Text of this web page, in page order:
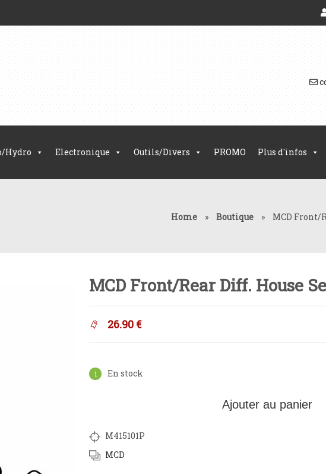
Hydro Electronique Outils/Divers PROMO Plus d'infos
Home » Boutique » MCD Front/
MCD Front/Rear Diff. House
26.90 €
En stock
Ajouter au panier
M415101P
MCD